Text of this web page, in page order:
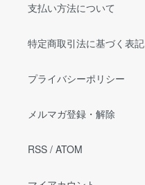
支払い方法について
特定商取引法に基づく表記
プライバシーポリシー
メルマガ登録・解除
RSS / ATOM